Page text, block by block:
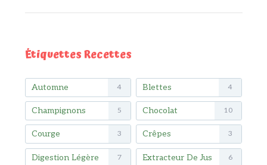
Étiquettes Recettes
Automne 4 Blettes 4
Champignons 5 Chocolat 10
Courge 3 Crêpes 3
Digestion Légère 7 Extracteur De Jus 6